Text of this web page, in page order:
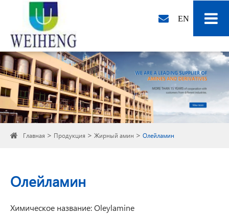
EN
Главная Продукция Жирный амин Олейламин
Олейламин
Химическое название: Oleylamine